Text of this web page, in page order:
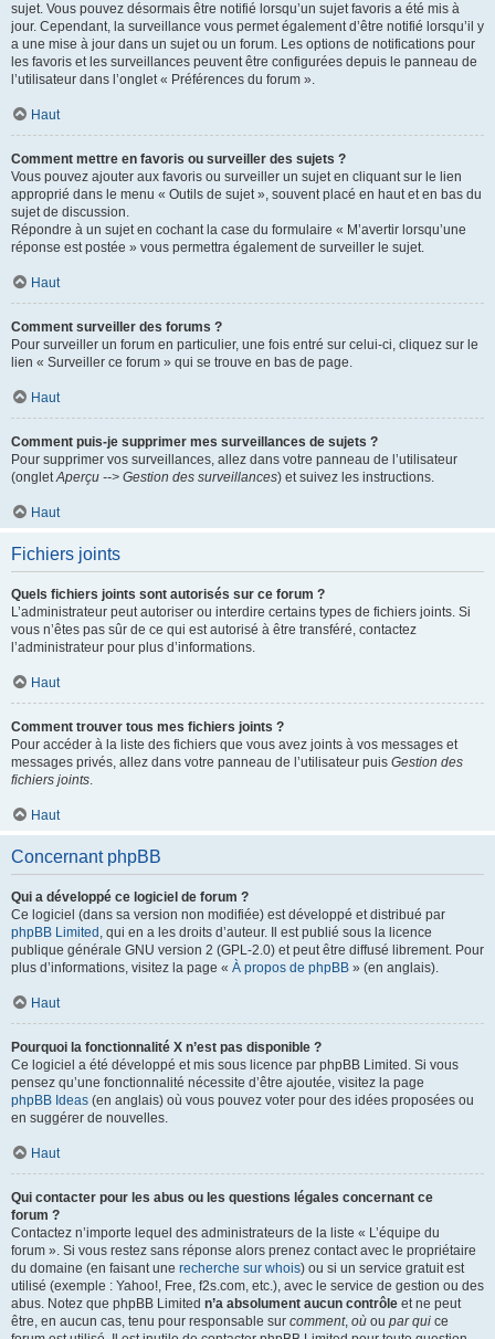
sujet. Vous pouvez désormais être notifié lorsqu’un sujet favoris a été mis à
jour. Cependant, la surveillance vous permet également d’être notifié lorsqu’il y
a une mise à jour dans un sujet ou un forum. Les options de notifications pour
les favoris et les surveillances peuvent être configurées depuis le panneau de
l’utilisateur dans l’onglet « Préférences du forum ».
Haut
Comment mettre en favoris ou surveiller des sujets ?
Vous pouvez ajouter aux favoris ou surveiller un sujet en cliquant sur le lien
approprié dans le menu « Outils de sujet », souvent placé en haut et en bas du
sujet de discussion.
Répondre à un sujet en cochant la case du formulaire « M’avertir lorsqu’une
réponse est postée » vous permettra également de surveiller le sujet.
Haut
Comment surveiller des forums ?
Pour surveiller un forum en particulier, une fois entré sur celui-ci, cliquez sur le
lien « Surveiller ce forum » qui se trouve en bas de page.
Haut
Comment puis-je supprimer mes surveillances de sujets ?
Pour supprimer vos surveillances, allez dans votre panneau de l’utilisateur
(ongletAperçu --> Gestion des surveillances) et suivez les instructions.
Haut
Fichiers joints
Quels fichiers joints sont autorisés sur ce forum ?
L’administrateur peut autoriser ou interdire certains types de fichiers joints. Si
vous n’êtes pas sûr de ce qui est autorisé à être transféré, contactez
l’administrateur pour plus d’informations.
Haut
Comment trouver tous mes fichiers joints ?
Pour accéder à la liste des fichiers que vous avez joints à vos messages et
messages privés, allez dans votre panneau de l’utilisateur puis Gestion des
fichiers joints.
Haut
Concernant phpBB
Qui a développé ce logiciel de forum ?
Ce logiciel (dans sa version non modifiée) est développé et distribué par
phpBB Limited , qui en a les droits d’auteur. Il est publié sous la licence
publique générale GNU version 2 (GPL-2.0) et peut être diffusé librement. Pour
plus d’informations, visitez la page « À propos de phpBB » (en anglais).
Haut
Pourquoi la fonctionnalité X n’est pas disponible ?
Ce logiciel a été développé et mis sous licence par phpBB Limited. Si vous
pensez qu’une fonctionnalité nécessite d’être ajoutée, visitez la page
phpBB Ideas (en anglais) où vous pouvez voter pour des idées proposées ou
en suggérer de nouvelles.
Haut
Qui contacter pour les abus ou les questions légales concernant ce
forum ?
Contactez n’importe lequel des administrateurs de la liste « L’équipe du
forum ». Si vous restez sans réponse alors prenez contact avec le propriétaire
du domaine (en faisant une recherche sur whois) ou si un service gratuit est
utilisé (exemple : Yahoo!, Free, f2s.com, etc.), avec le service de gestion ou des
abus. Notez que phpBB Limited n’a absolument aucun contrôle et ne peut
être, en aucun cas, tenu pour responsable sur comment, où ou par qui ce